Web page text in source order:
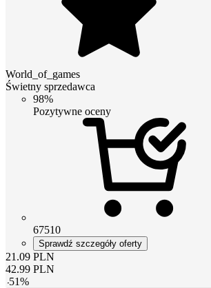
World_of_games
Świetny sprzedawca
98%
Pozytywne oceny
67510
Sprawdź szczegóły oferty
21.09 PLN
42.99 PLN
-51%